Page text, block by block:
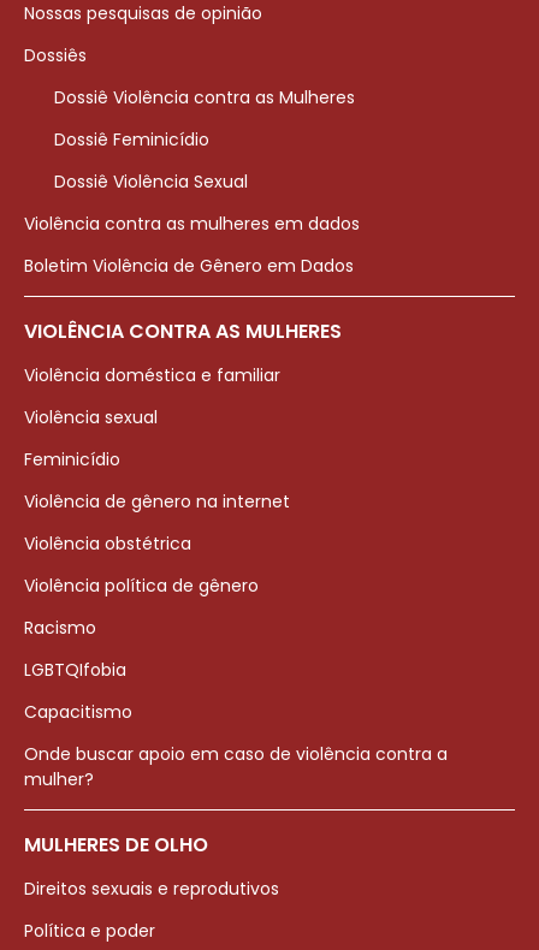
Nossas pesquisas de opinião
Dossiês
Dossiê Violência contra as Mulheres
Dossiê Feminicídio
Dossiê Violência Sexual
Violência contra as mulheres em dados
Boletim Violência de Gênero em Dados
VIOLÊNCIA CONTRA AS MULHERES
Violência doméstica e familiar
Violência sexual
Feminicídio
Violência de gênero na internet
Violência obstétrica
Violência política de gênero
Racismo
LGBTQIfobia
Capacitismo
Onde buscar apoio em caso de violência contra a
mulher?
MULHERES DE OLHO
Direitos sexuais e reprodutivos
Política e poder